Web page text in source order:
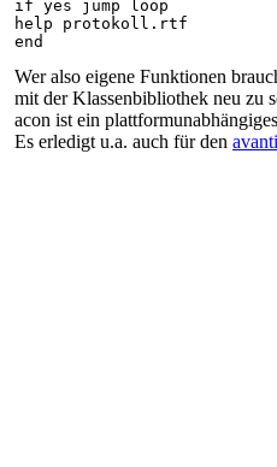
if yes jump loop
help protokoll.rtf
end
Wer also eigene Funktionen
mit der Klassenbibliothek neu zu
acon ist ein
Es erledigt u.a. auch für den